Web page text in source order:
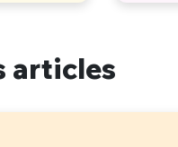
articles